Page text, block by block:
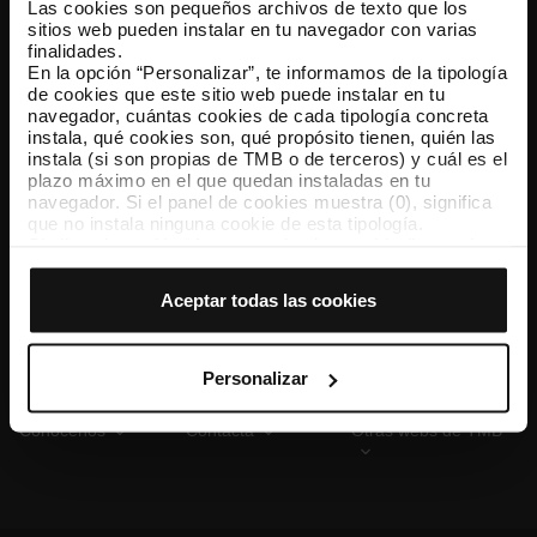
Las cookies son pequeños archivos de texto que los
sitios web pueden instalar en tu navegador con varias
finalidades.
En la opción “Personalizar”, te informamos de la tipología
de cookies que este sitio web puede instalar en tu
navegador, cuántas cookies de cada tipología concreta
instala, qué cookies son, qué propósito tienen, quién las
instala (si son propias de TMB o de terceros) y cuál es el
plazo máximo en el que quedan instaladas en tu
navegador. Si el panel de cookies muestra (0), significa
que no instala ninguna cookie de esta tipología.
que todas estas cookies se instalen en tu navegador.
tipología de cookies permite indicar si quieres que se
instalen o no las cookies de esa clase.
Una vez que hayas marcado tus preferencias, debes
hacer clic en “Seleccionar y configurar”. Así se instalarán
previamente. Te sugerimos que selecciones las cookies
de personalización, porque permiten recordar tus
opciones de navegación (como el idioma) y mejoran tu
Aceptar todas las cookies
Personalizar
TMB App
Descárgate TMB App y compra tus billetes
App Store Google Play
Conócenos Contacta Otras webs de TMB